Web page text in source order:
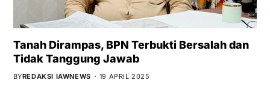
Tanah Dirampas, BPN Terbukti Bersalah dan
Tidak Tanggung Jawab
BYREDAKSI IAWNEWS 19 APRIL 2025